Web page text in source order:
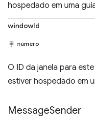
hospedado em uma
windowId
número
O ID da janela para
estiver hospedado em
MessageSender